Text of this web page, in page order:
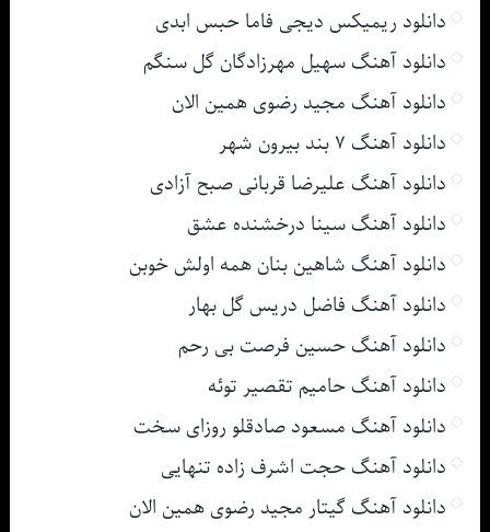
دانلود ریمیکس دیجی فاما حبس ابدی
دانلود آهنگ سهیل مهرزادگان گل سنگم
دانلود آهنگ مجید رضوی همین الان
دانلود آهنگ ۷ بند بیرون شهر
دانلود آهنگ علیرضا قربانی صبح آزادی
دانلود آهنگ سینا درخشنده عشق
دانلود آهنگ شاهین بنان همه اولش خوبن
دانلود آهنگ فاضل دریس گل بهار
دانلود آهنگ حسین فرصت بی رحم
دانلود آهنگ حامیم تقصیر توئه
دانلود آهنگ مسعود صادقلو روزای سخت
دانلود آهنگ حجت اشرف زاده تنهایی
دانلود آهنگ گیتار مجید رضوی همین الان